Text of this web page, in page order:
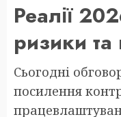
Реалії
ризики
Сьогодні
посилення